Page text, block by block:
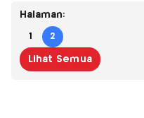
Halaman:
1 2
Lihat Semua